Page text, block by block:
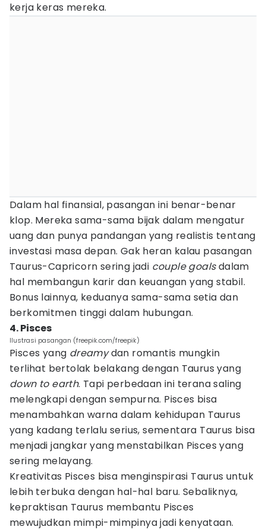
kerja keras mereka.
Dalam hal finansial, pasangan ini benar-benar
klop. Mereka sama-sama bijak dalam mengatur
uang dan punya pandangan yang realistis tentang
investasi masa depan. Gak heran kalau pasangan
Taurus-Capricorn sering jadi couple goalsdalam
hal membangun karir dan keuangan yang stabil.
Bonus lainnya, keduanya sama-sama setia dan
berkomitmen tinggi dalam hubungan.
4. Pisces
Ilustrasi pasangan (freepik.com/freepik)
Pisces yang dreamydan romantis mungkin
terlihat bertolak belakang dengan Taurus yang
down to earth. Tapi perbedaan ini terana saling
melengkapi dengan sempurna. Pisces bisa
menambahkan warna dalam kehidupan Taurus
yang kadang terlalu serius, sementara Taurus bisa
menjadi jangkar yang menstabilkan Pisces yang
sering melayang.
Kreativitas Pisces bisa menginspirasi Taurus untuk
lebih terbuka dengan hal-hal baru. Sebaliknya,
kepraktisan Taurus membantu Pisces
mewujudkan mimpi-mimpinya jadi kenyataan.